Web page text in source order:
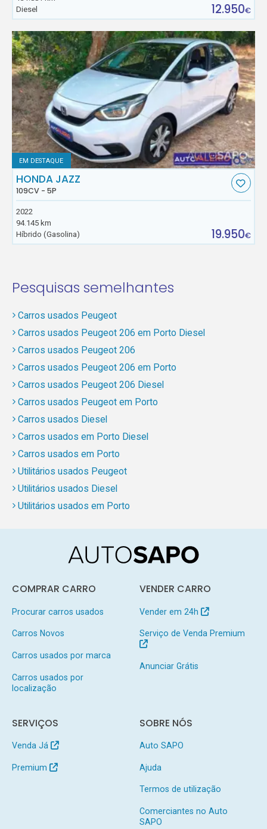
Diesel
12.950€
EM DESTAQUE
HONDA JAZZ
109CV - 5P
2022
94.145 km
Híbrido (Gasolina)
19.950€
Pesquisas semelhantes
Carros usados Peugeot
Carros usados Peugeot 206 em Porto Diesel
Carros usados Peugeot 206
Carros usados Peugeot 206 em Porto
Carros usados Peugeot 206 Diesel
Carros usados Peugeot em Porto
Carros usados Diesel
Carros usados em Porto Diesel
Carros usados em Porto
Utilitários usados Peugeot
Utilitários usados Diesel
Utilitários usados em Porto
COMPRAR CARRO
Procurar carros usados
Carros Novos
Carros usados por marca
Carros usados por
localização
VENDER CARRO
Vender em 24h
Serviço de Venda Premium
Anunciar Grátis
SERVIÇOS
Venda Já
Premium
SOBRE NÓS
Auto SAPO
Ajuda
Termos de utilização
Comerciantes no Auto
SAPO